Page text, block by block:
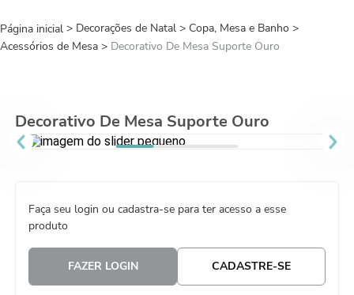
Decorações de Natal
Copa, Mesa e Banho
Acessórios de Mesa
Decorativo De Mesa Suporte Ouro
Decorativo De Mesa Suporte Ouro
Faça seu login ou cadastra-se para ter acesso a esse
produto
FAZER LOGIN CADASTRE-SE
1º
fita aramada
saco presente
5º
9º
urso